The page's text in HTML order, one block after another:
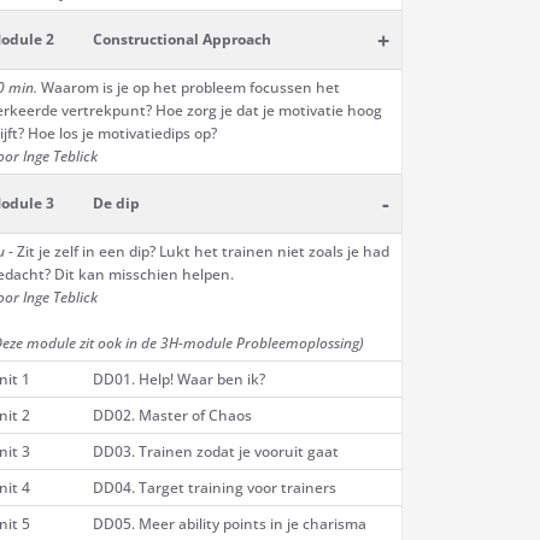
2 Constructional Approach +
min. Waarom is je op het probleem focussen het
vertrekpunt? Hoe zorg je dat je motivatie hoog
Hoe los je motivatiedips op?
Inge Teblick
3 De dip -
- Zit je zelf in een dip? Lukt het trainen niet zoals je had
Dit kan misschien helpen.
Inge Teblick
module zit ook in de 3H-module Probleemoplossing)
1
DD01. Help! Waar ben ik?
2
DD02. Master of Chaos
3
DD03. Trainen zodat je vooruit gaat
4
DD04. Target training voor trainers
5
DD05. Meer ability points in je charisma